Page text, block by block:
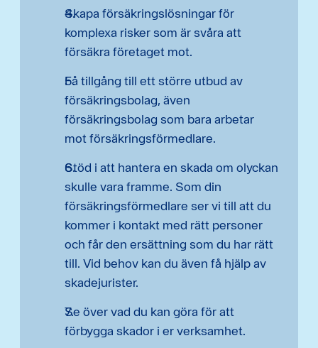
Skapa försäkringslösningar för
komplexa risker som är svåra att
försäkra företaget mot.
Få tillgång till ett större utbud av
försäkringsbolag, även
försäkringsbolag som bara arbetar
mot försäkringsförmedlare.
Stöd i att hantera en skada om olyckan
skulle vara framme. Som din
försäkringsförmedlare ser vi till att du
kommer i kontakt med rätt personer
och får den ersättning som du har rätt
till. Vid behov kan du även få hjälp av
skadejurister.
Se över vad du kan göra för att
förbygga skador i er verksamhet.